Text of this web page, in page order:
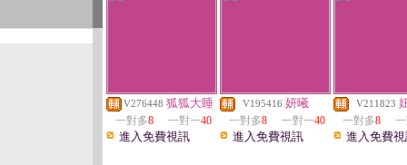
V276448 狐狐大睡
一對多8 一對一40
進入免費視訊
V195416 妍曦
一對多8 一對一40
進入免費視訊
V211823
一對多8
進入免費